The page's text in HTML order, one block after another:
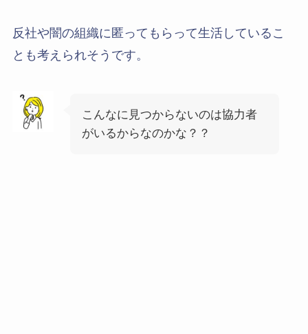
反社や闇の組織に匿ってもらって生活しているこ
とも考えられそうです。
こんなに見つからないのは協力者
がいるからなのかな？？